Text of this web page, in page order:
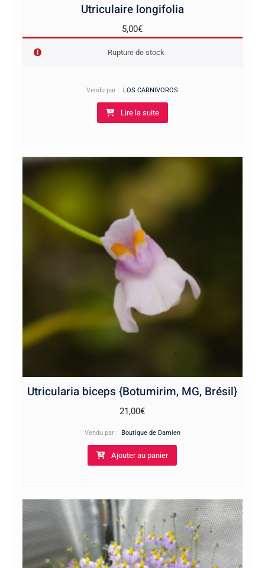
Utriculaire longifolia
5,00€
Rupture de stock
Vendu par :LOS CARNIVOROS
Lire la suite
Utricularia biceps {Botumirim, MG, Brésil}
21,00€
Vendu par : Boutique de Damien
Ajouter au panier